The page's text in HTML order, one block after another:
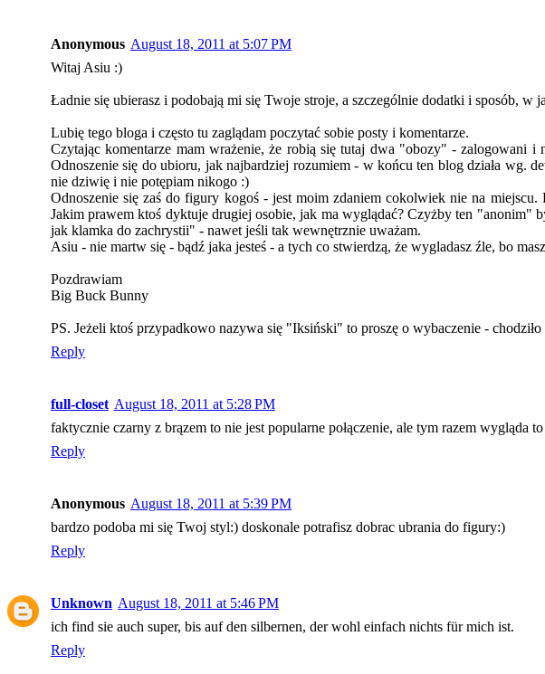
Anonymous August 18, 2011 at 5:07 PM
Witaj Asiu :)
Ładnie się ubierasz i podobają mi się Twoje stroje, a szczególnie dodatki i sposób, w
Lubię tego bloga i często tu zaglądam poczytać sobie posty i komentarze.
Czytając komentarze mam wrażenie, że robią się tutaj dwa "obozy" -
Odnoszenie się do ubioru, jak najbardziej rozumiem - w końcu ten blog działa
nie dziwię i nie potępiam nikogo :)
Odnoszenie się zaś do figury kogoś - jest moim zdaniem cokolwiek nie na
Jakim prawem ktoś dyktuje drugiej osobie, jak ma wyglądać? Czyżby ten "anonim"
jak klamka do zachrystii" - nawet jeśli tak wewnętrznie uważam.
Asiu - nie martw się - bądź jaka jesteś - a tych co stwierdzą, że wygladasz źle, bo
Pozdrawiam
Big Buck Bunny
PS. Jeżeli ktoś przypadkowo nazywa się "Iksiński" to proszę o wybaczenie -
Reply
full-closet August 18, 2011 at 5:28 PM
faktycznie czarny z brązem to nie jest popularne połączenie, ale tym razem wygląda
Reply
Anonymous August 18, 2011 at 5:39 PM
bardzo podoba mi się Twoj styl:) doskonale potrafisz dobrac ubrania do figury:)
Reply
Unknown August 18, 2011 at 5:46 PM
ich find sie auch super, bis auf den silbernen, der wohl einfach nichts für mich ist.
Reply